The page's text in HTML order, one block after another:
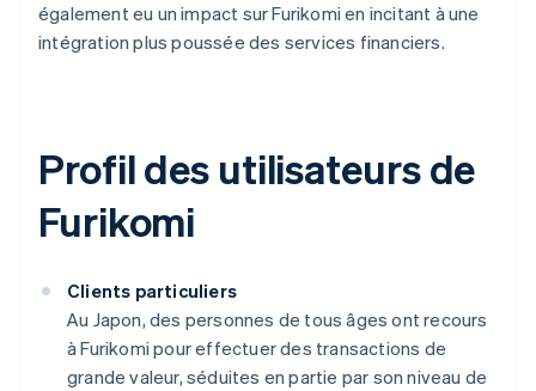
également eu un impact sur Furikomi en incitant à une
intégration plus poussée des services financiers.
Profil des utilisateurs de
Furikomi
Clients particuliers
Au Japon, des personnes de tous âges ont recours
à Furikomi pour effectuer des transactions de
grande valeur, séduites en partie par son niveau de